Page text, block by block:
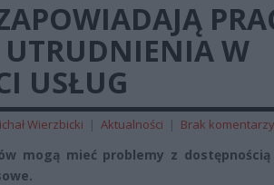
UTRUDNIENIA W
USŁUG
Wierzbicki | Aktualności | Brak komentarzy
mogą mieć problemy z dostępnością